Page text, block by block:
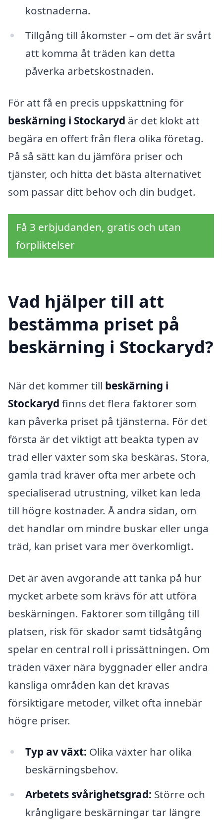
kostnaderna.
Tillgång till åkomster – om det är svårt
att komma åt träden kan detta
påverka arbetskostnaden.
För att få en precis uppskattning för
beskärning i Stockaryd är det klokt att
begära en offert från flera olika företag.
På så sätt kan du jämföra priser och
tjänster, och hitta det bästa alternativet
som passar ditt behov och din budget.
Få 3 erbjudanden, gratis och utan
förpliktelser
Vad hjälper till att
bestämma priset på
beskärning i Stockaryd?
När det kommer till beskärning i
Stockaryd finns det flera faktorer som
kan påverka priset på tjänsterna. För det
första är det viktigt att beakta typen av
träd eller växter som ska beskäras. Stora,
gamla träd kräver ofta mer arbete och
specialiserad utrustning, vilket kan leda
till högre kostnader. Å andra sidan, om
det handlar om mindre buskar eller unga
träd, kan priset vara mer överkomligt.
Det är även avgörande att tänka på hur
mycket arbete som krävs för att utföra
beskärningen. Faktorer som tillgång till
platsen, risk för skador samt tidsåtgång
spelar en central roll i prissättningen. Om
träden växer nära byggnader eller andra
känsliga områden kan det krävas
försiktigare metoder, vilket ofta innebär
högre priser.
Typ av växt: Olika växter har olika
beskärningsbehov.
Arbetets svårighetsgrad: Större och
krångligare beskärningar tar längre